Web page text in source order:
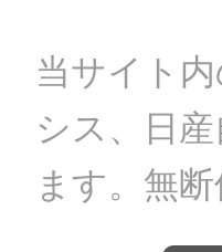
当サイト
シス、日
ます。無